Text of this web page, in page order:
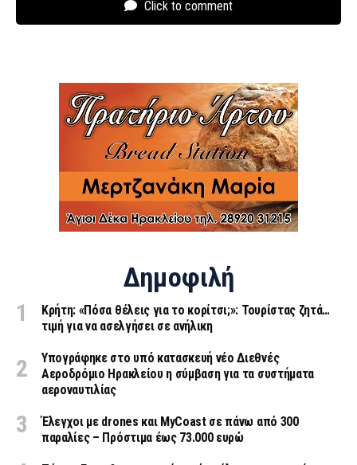
Click to comment
Δημοφιλή
Κρήτη: «Πόσα θέλεις για το κορίτσι;»: Τουρίστας ζητά…
τιμή για να ασελγήσει σε ανήλικη
Υπογράφηκε στο υπό κατασκευή νέο Διεθνές
Αεροδρόμιο Ηρακλείου η σύμβαση για τα συστήματα
αεροναυτιλίας
Έλεγχοι με drones και MyCoast σε πάνω από 300
παραλίες – Πρόστιμα έως 73.000 ευρώ